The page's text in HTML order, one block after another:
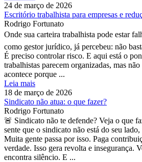
24 de março de 2026
Escritório trabalhista para empresas e
Rodrigo Fortunato
Onde sua carteira trabalhista pode estar
como gestor jurídico, já percebeu: não
É preciso controlar risco. E aqui está o
trabalhistas parecem organizadas, mas
acontece porque ...
Leia mais
18 de março de 2026
Sindicato não atua: o que fazer?
Rodrigo Fortunato
🚨 Sindicato não te defende? Veja o que
sente que o sindicato não está do seu
Muita gente passa por isso. Paga
verdade. Isso gera revolta e insegurança.
encontra silêncio. E ...